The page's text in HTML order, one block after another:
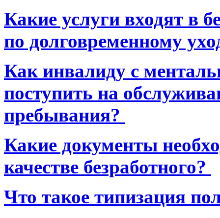
Какие услуги входят в
по долговременному
Как инвалиду с
поступить на
пребывания?
Какие документы
качестве безработного?
Что такое типизация